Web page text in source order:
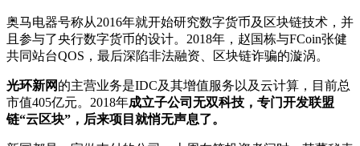
奥马电器号称从2016年就开始研究数字货币及区块链技术，并
且参与了央行数字货币的设计。2018年，赵国栋与FCoin张健
共同站台QOS，最后深陷非法融资、区块链诈骗的漩涡。
光环新网的主营业务是IDC及其增值服务以及云计算，目前总
市值405亿元。2018年成立子公司无双科技，专门开发联盟
链“云区块”，后来项目就悄无声息了。